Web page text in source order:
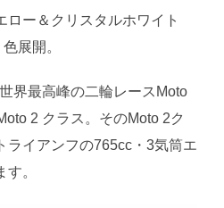
ロー＆クリスタルホワイト
展開。
界最高峰の二輪レースMoto
2 クラス。そのMoto 2ク
ライアンフの765cc・3気筒エ
。